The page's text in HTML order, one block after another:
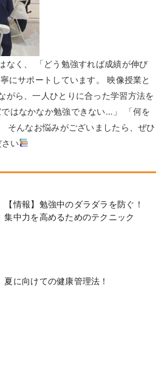
なく、 「どう勉強すれば成績が伸び
にサポートしています。 映像授業と
がら、一人ひとりに合った学習方法を
ではなかなか勉強できない…」 「何を
そんなお悩みがございましたら、ぜひ
い
【情報】勉強中のダラダラを防ぐ！
集中力を高めるためのテクニック
夏に向けての健康管理法！